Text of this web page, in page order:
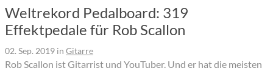
Weltrekord Pedalboard: 319
Effektpedale für Rob Scallon
02. Sep. 2019 in Gitarre
Rob Scallon ist Gitarrist und YouTuber. Und er hat die meisten